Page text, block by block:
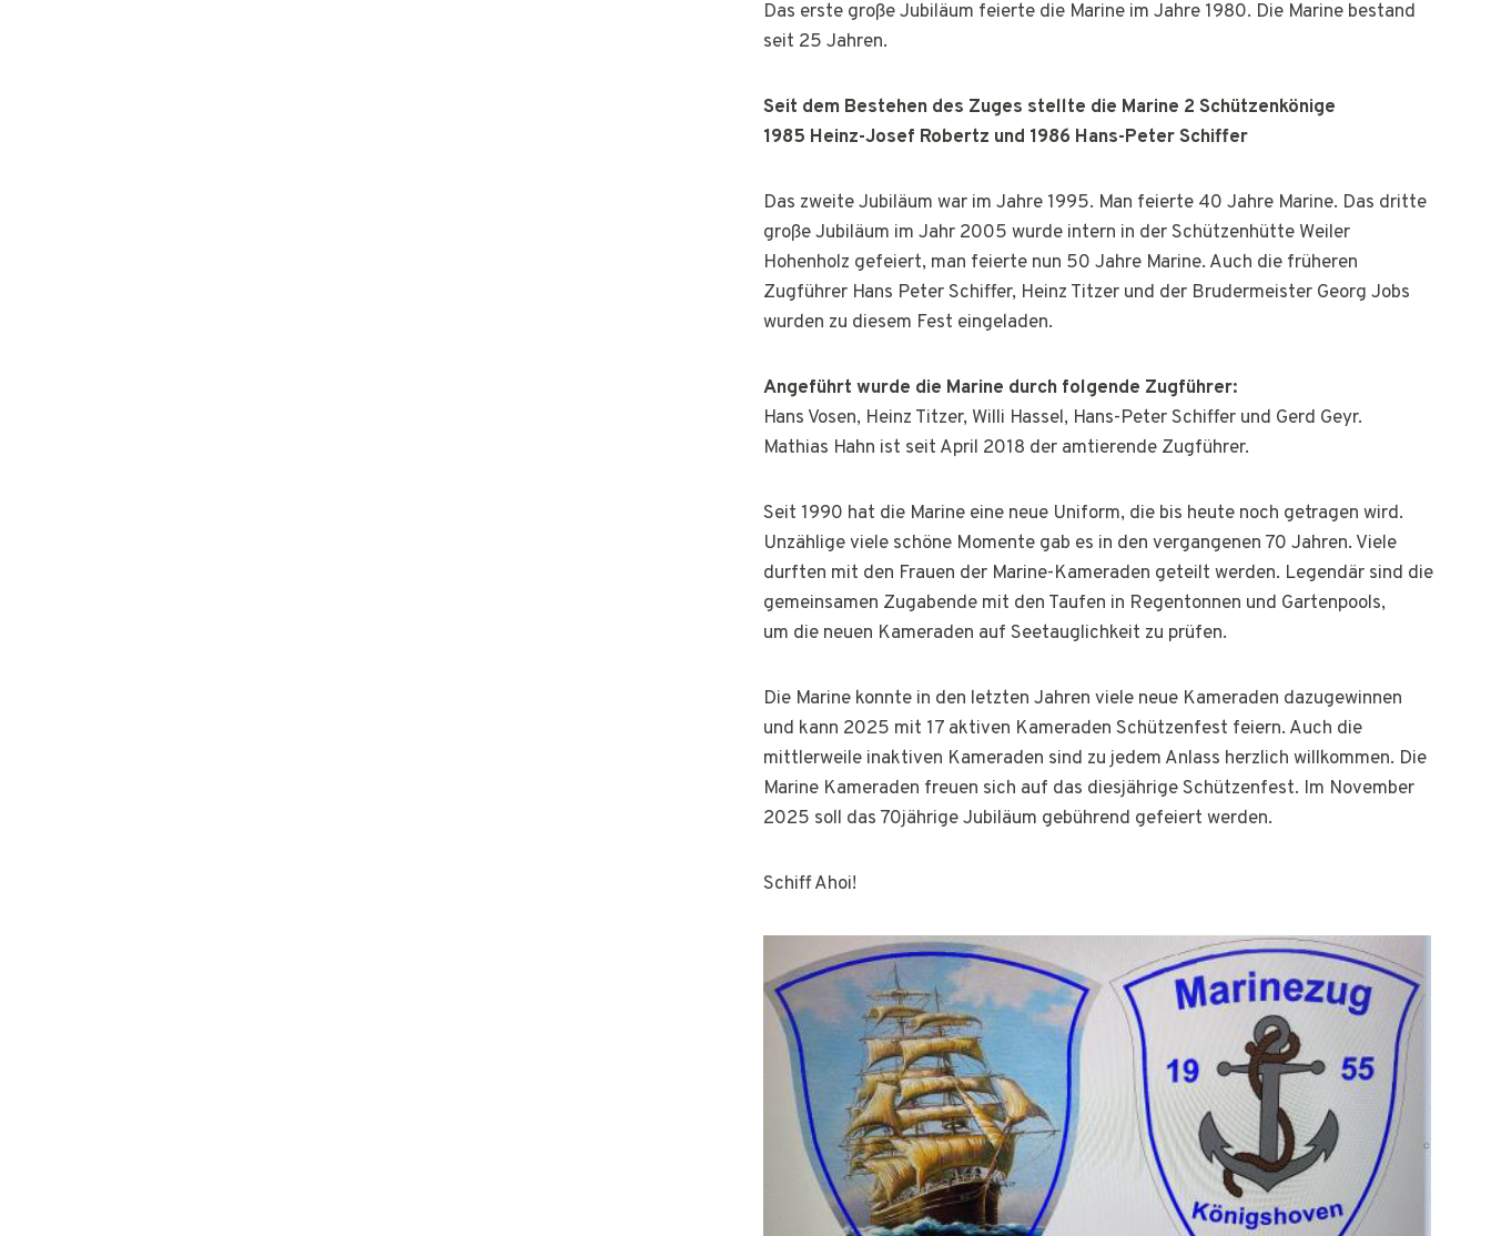
Das erste große Jubiläum feierte die Marine im Jahre 1980. Die Marine bestand
seit 25 Jahren.
Seit dem Bestehen des Zuges stellte die Marine 2 Schützenkönige
1985 Heinz-Josef Robertz und 1986 Hans-Peter Schiffer
Das zweite Jubiläum war im Jahre 1995. Man feierte 40 Jahre Marine. Das dritte
große Jubiläum im Jahr 2005 wurde intern in der Schützenhütte Weiler
Hohenholz gefeiert, man feierte nun 50 Jahre Marine. Auch die früheren
Zugführer Hans Peter Schiffer, Heinz Titzer und der Brudermeister Georg Jobs
wurden zu diesem Fest eingeladen.
Angeführt wurde die Marine durch folgende Zugführer:
Hans Vosen, Heinz Titzer, Willi Hassel, Hans-Peter Schiffer und Gerd Geyr.
Mathias Hahn ist seit April 2018 der amtierende Zugführer.
Seit 1990 hat die Marine eine neue Uniform, die bis heute noch getragen wird.
Unzählige viele schöne Momente gab es in den vergangenen 70 Jahren. Viele
durften mit den Frauen der Marine-Kameraden geteilt werden. Legendär sind die
gemeinsamen Zugabende mit den Taufen in Regentonnen und Gartenpools,
um die neuen Kameraden auf Seetauglichkeit zu prüfen.
Die Marine konnte in den letzten Jahren viele neue Kameraden dazugewinnen
und kann 2025 mit 17 aktiven Kameraden Schützenfest feiern. Auch die
mittlerweile inaktiven Kameraden sind zu jedem Anlass herzlich willkommen. Die
Marine Kameraden freuen sich auf das diesjährige Schützenfest. Im November
2025 soll das 70jährige Jubiläum gebührend gefeiert werden.
Schiff Ahoi!